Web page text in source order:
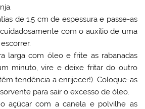
de 1,5 cm de espessura e passe-as
com o auxilio de uma
larga com óleo e frite as rabanadas
minuto, vire e deixe fritar do outro
tendência a enrijecer!). Coloque-as
para sair o excesso de óleo.
açúcar com a canela e polvilhe as